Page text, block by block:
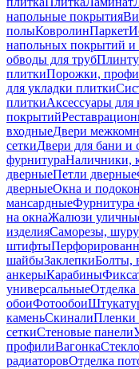
напольные покрытия
полыКовролинПаркет
напольных покрытий и
обводы для труб
плиткиПорожки,
для укладки плитки
плиткиАксессуары для
покрытий
входныеДвери
сеткиДвери для бани и
фурнитураНаличники,
дверныеПетли дверные
дверныеОкна и
мансардныеФурнитура
на окнаЖалюзи
изделияСаморезы,
штифты
шайбыЗаклепкиБолты,
анкерыКарабины
универсальныеОтделка
обоиФотообои
каменьСкиналиПленки
сеткиСтеновые панели
профилиВагонка
радиаторовОтделка